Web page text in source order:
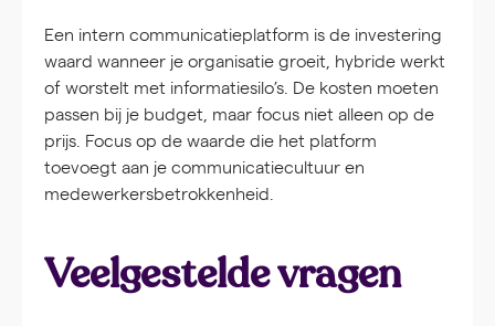
Een intern communicatieplatform is de investering
waard wanneer je organisatie groeit, hybride werkt
of worstelt met informatiesilo’s. De kosten moeten
passen bij je budget, maar focus niet alleen op de
prijs. Focus op de waarde die het platform
toevoegt aan je communicatiecultuur en
medewerkersbetrokkenheid.
Veelgestelde vragen